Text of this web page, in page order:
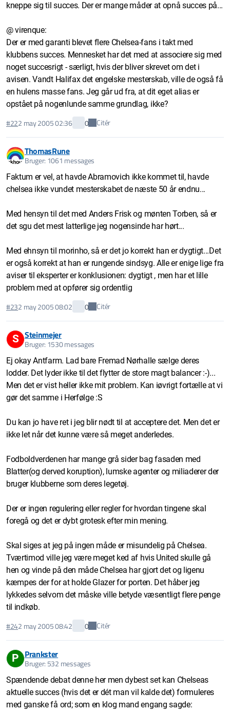
kneppe sig til succes. Der er mange måder at opnå succes på...
@ virenque:
Der er med garanti blevet flere Chelsea-fans i takt med
klubbens succes. Mennesket har det med at associere sig med
noget succesrigt - særligt, hvis der bliver skrevet om det i
avisen. Vandt Halifax det engelske mesterskab, ville de også få
en hulens masse fans. Jeg går ud fra, at dit eget alias er
opstået på nogenlunde samme grundlag, ikke?
#222 may 2005 02:36 0 Citér
ThomasRune
Bruger: 1061 messages
Faktum er vel, at havde Abramovich ikke kommet til, havde
chelsea ikke vundet mesterskabet de næste 50 år endnu...
Med hensyn til det med Anders Frisk og mønten Torben, så er
det sgu det mest latterlige jeg nogensinde har hørt...
Med ehnsyn til morinho, så er det jo korrekt han er dygtigt...Det
er også korrekt at han er rungende sindsyg. Alle er enige lige fra
aviser til eksperter er konklusionen: dygtigt , men har et lille
problem med at opfører sig ordentlig
#232 may 2005 08:02 0 Citér
S Steinmejer
Bruger: 1530 messages
Ej okay Antfarm. Lad bare Fremad Nørhalle sælge deres
lodder. Det lyder ikke til det flytter de store magt balancer :-)...
Men det er vist heller ikke mit problem. Kan iøvrigt fortælle at vi
gør det samme i Herfølge :S
Du kan jo have ret i jeg blir nødt til at acceptere det. Men det er
ikke let når det kunne være så meget anderledes.
Fodboldverdenen har mange grå sider bag fasaden med
Blatter(og derved koruption), lumske agenter og miliaderer der
bruger klubberne som deres legetøj.
Der er ingen regulering eller regler for hvordan tingene skal
foregå og det er dybt grotesk efter min mening.
Skal siges at jeg på ingen måde er misundelig på Chelsea.
Tværtimod ville jeg være meget ked af hvis United skulle gå
hen og vinde på den måde Chelsea har gjort det og ligenu
kæmpes der for at holde Glazer for porten. Det håber jeg
lykkedes selvom det måske ville betyde væsentligt flere penge
til indkøb.
#242 may 2005 08:42 0 Citér
P Prankster
Bruger: 532 messages
Spændende debat denne her men dybest set kan Chelseas
aktuelle succes (hvis det er dét man vil kalde det) formuleres
med ganske få ord; som en klog mand engang sagde: